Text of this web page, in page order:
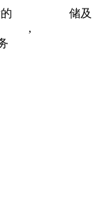
储及
,